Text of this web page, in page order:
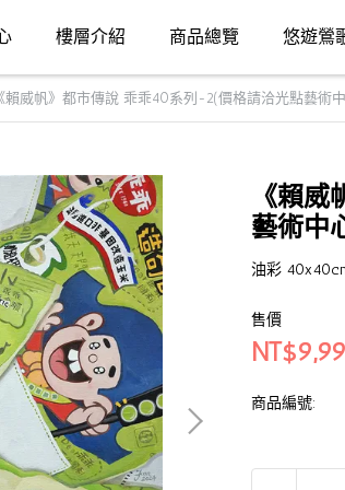
樓層介紹 商品總覽 悠遊鶯
《賴威帆》都市傳說 乖乖40系列-2(價格請洽光點藝術
《賴
藝術中
油彩
售價
商品編號: